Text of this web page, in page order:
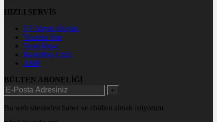
HIZLI SERVİS
TV Yayın Akışları
Yazarlar Site
Tenis İddaa
Basketbol Canlı
AMP
BÜLTEN ABONELİĞİ
+
Bu web sitesinden haber ve ebülten almak istiyorum